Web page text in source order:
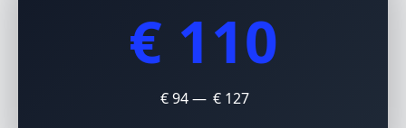
€ 110
€ 94 — € 127